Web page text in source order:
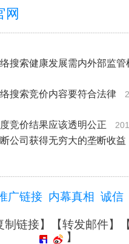
网
搜索健康发展需内外部监管
搜索竞价内容要符合法律
竞价结果应该透明公正
公司获得无穷大的垄断收益
广链接 内幕真相 诚信
制链接】【转发邮件】
】